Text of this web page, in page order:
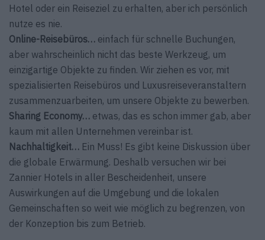
Hotel oder ein Reiseziel zu erhalten, aber ich persönlich
nutze es nie.
Online-Reisebüros… einfach für schnelle Buchungen,
aber wahrscheinlich nicht das beste Werkzeug, um
einzigartige Objekte zu finden. Wir ziehen es vor, mit
spezialisierten Reisebüros und Luxusreiseveranstaltern
zusammenzuarbeiten, um unsere Objekte zu bewerben.
Sharing Economy… etwas, das es schon immer gab, aber
kaum mit allen Unternehmen vereinbar ist.
Nachhaltigkeit… Ein Muss! Es gibt keine Diskussion über
die globale Erwärmung. Deshalb versuchen wir bei
Zannier Hotels in aller Bescheidenheit, unsere
Auswirkungen auf die Umgebung und die lokalen
Gemeinschaften so weit wie möglich zu begrenzen, von
der Konzeption bis zum Betrieb.